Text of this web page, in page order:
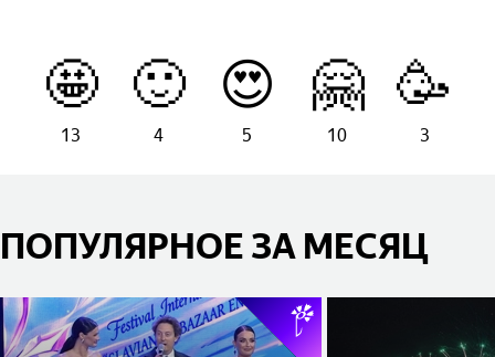
🤩
13
🙂
4
😍
5
🤗
10
🥳
3
ПОПУЛЯРНОЕ ЗА МЕСЯЦ